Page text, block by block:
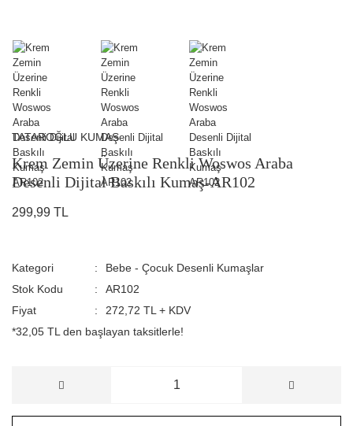
TATAROĞLU KUMAŞ
Krem Zemin Üzerine Renkli Woswos Araba
Desenli Dijital Baskılı Kumaş-AR102
299,99 TL
Kategori
Bebe - Çocuk Desenli Kumaşlar
Stok Kodu
AR102
Fiyat
272,72 TL + KDV
*32,05 TL den başlayan taksitlerle!